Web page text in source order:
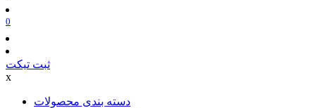
0
ثبت تیکت
x
دسته بندی محصولات